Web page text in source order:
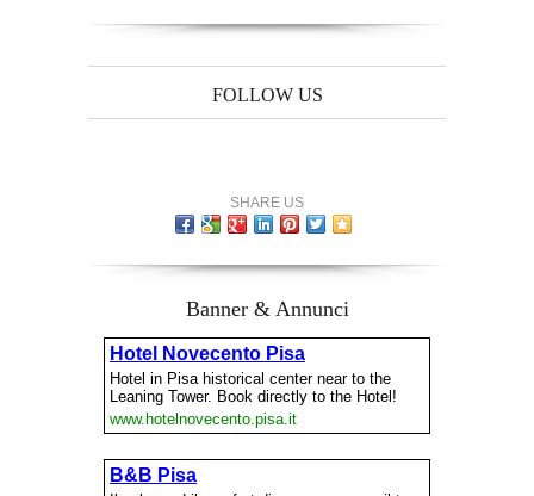
FOLLOW US
SHARE US
Banner & Annunci